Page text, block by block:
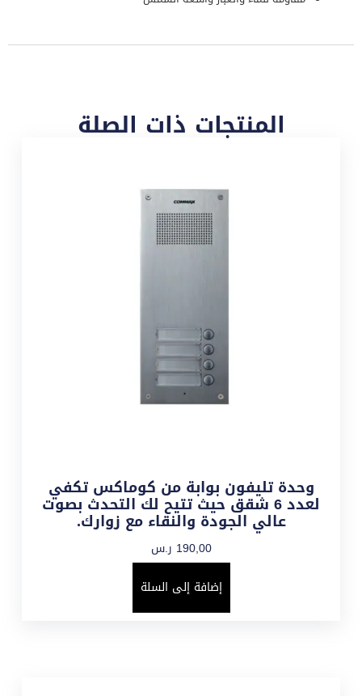
المنتجات ذات الصلة
وحدة تليفون بوابة من كوماكس تكفي
لعدد 6 شقق حيث تتيح لك التحدث بصوت
عالي الجودة والنقاء مع زوارك.
190,00 ر.س
إضافة إلى السلة